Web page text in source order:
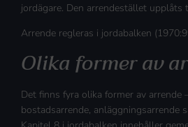
jordägare. Den arrendestället upplåts
Arrende regleras i jordabalken
Olika former av
Det finns fyra olika former av arrende
bostadsarrende, anläggningsarrende